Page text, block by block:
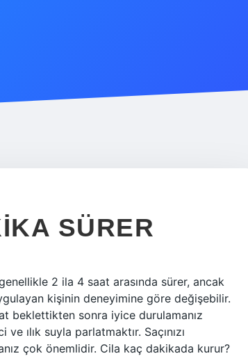
SÜRER
2 ila 4 saat arasında sürer, ancak
kişinin deneyimine göre değişebilir.
beklettikten sonra iyice durulamanız
ılık suyla parlatmaktır. Saçınızı
çok önemlidir. Cila kaç dakikada kurur?